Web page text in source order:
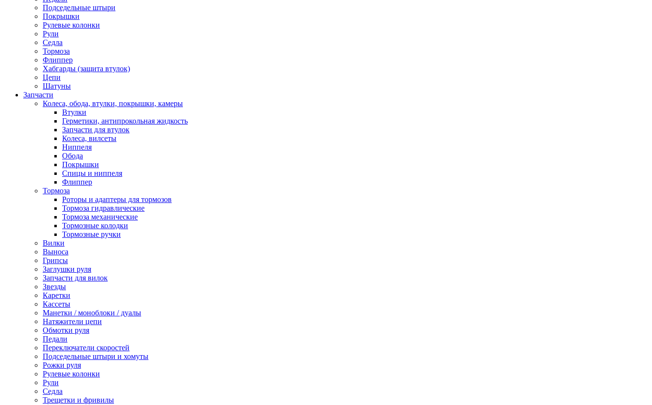
Подседельные штыри
Покрышки
Рулевые колонки
Рули
Седла
Тормоза
Флиппер
Хабгарды (защита втулок)
Цепи
Шатуны
Запчасти
Колеса, обода, втулки, покрышки, камеры
Втулки
Герметики, антипрокольная жидкость
Запчасти для втулок
Колеса, вилсеты
Ниппеля
Обода
Покрышки
Спицы и ниппеля
Флиппер
Тормоза
Роторы и адаптеры для тормозов
Тормоза гидравлические
Тормоза механические
Тормозные колодки
Тормозные ручки
Вилки
Выноса
Грипсы
Заглушки руля
Запчасти для вилок
Звезды
Каретки
Кассеты
Манетки / моноблоки / дуалы
Натяжители цепи
Обмотки руля
Педали
Переключатели скоростей
Подседельные штыри и хомуты
Рожки руля
Рулевые колонки
Рули
Седла
Трещетки и фривилы